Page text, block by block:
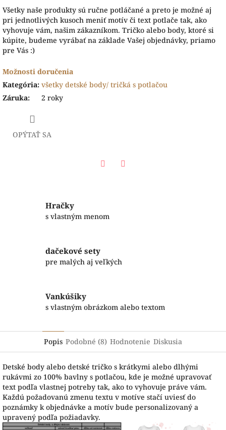
Všetky naše produkty sú ručne potláčané a preto je možné aj
pri jednotlivých kusoch meniť motív či text potlače tak, ako
vyhovuje vám, našim zákazníkom. Tričko alebo body, ktoré si
kúpite, budeme vyrábať na základe Vašej objednávky, priamo
pre Vás :)
Možnosti doručenia
Kategória: všetky detské body/ tričká s potlačou
Záruka: 2 roky
OPÝTAŤ SA
Hračky
s vlastným menom
dačekové sety
pre malých aj veľkých
Vankúšiky
s vlastným obrázkom alebo textom
Popis Podobné (8) Hodnotenie Diskusia
Detské body alebo detské tričko s krátkymi alebo dlhými
rukávmi zo 100% bavlny s potlačou, kde je možné upravovať
text podľa vlastnej potreby tak, ako to vyhovuje práve vám.
Každú požadovanú zmenu textu v motíve stačí uviesť do
poznámky k objednávke a motív bude personalizovaný a
upravený podľa požiadavky.